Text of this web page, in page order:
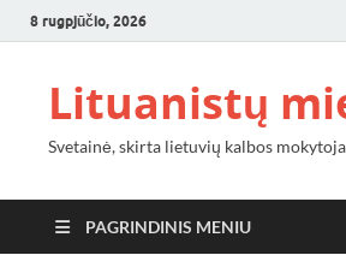
8 rugpjūčio, 2026
Lituanistų
Svetainė, skirta lietuvių kalbos
PAGRINDINIS MENIU